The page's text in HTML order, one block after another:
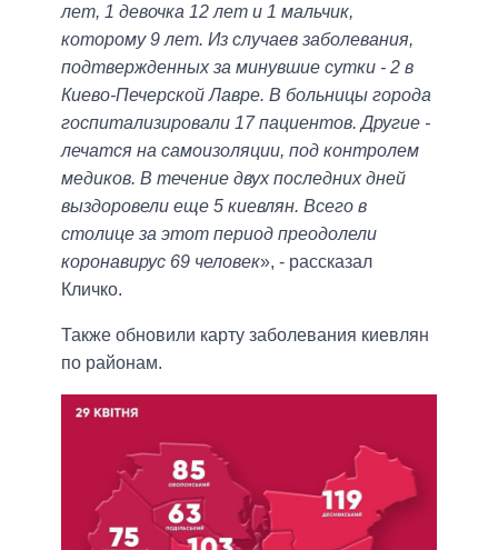
лет, 1 девочка 12 лет и 1 мальчик,
которому 9 лет. Из случаев заболевания,
подтвержденных за минувшие сутки - 2 в
Киево-Печерской Лавре. В больницы города
госпитализировали 17 пациентов. Другие -
лечатся на самоизоляции, под контролем
медиков. В течение двух последних дней
выздоровели еще 5 киевлян. Всего в
столице за этот период преодолели
коронавирус 69 человек», - рассказал
Кличко.
Также обновили карту заболевания киевлян
по районам.